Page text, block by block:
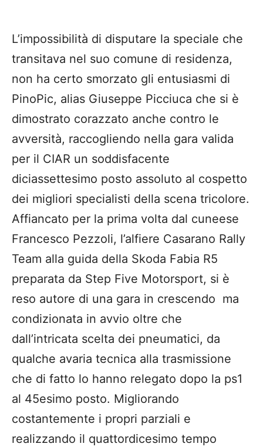
L’impossibilità di disputare la speciale che
transitava nel suo comune di residenza,
non ha certo smorzato gli entusiasmi di
PinoPic, alias Giuseppe Picciuca che si è
dimostrato corazzato anche contro le
avversità, raccogliendo nella gara valida
per il CIAR un soddisfacente
diciassettesimo posto assoluto al cospetto
dei migliori specialisti della scena tricolore.
Affiancato per la prima volta dal cuneese
Francesco Pezzoli, l’alfiere Casarano Rally
Team alla guida della Skoda Fabia R5
preparata da Step Five Motorsport, si è
reso autore di una gara in crescendo ma
condizionata in avvio oltre che
dall’intricata scelta dei pneumatici, da
qualche avaria tecnica alla trasmissione
che di fatto lo hanno relegato dopo la ps1
al 45esimo posto. Migliorando
costantemente i propri parziali e
realizzando il quattordicesimo tempo